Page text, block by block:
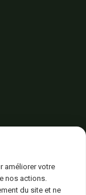
améliorer votre
nos actions.
du site et ne